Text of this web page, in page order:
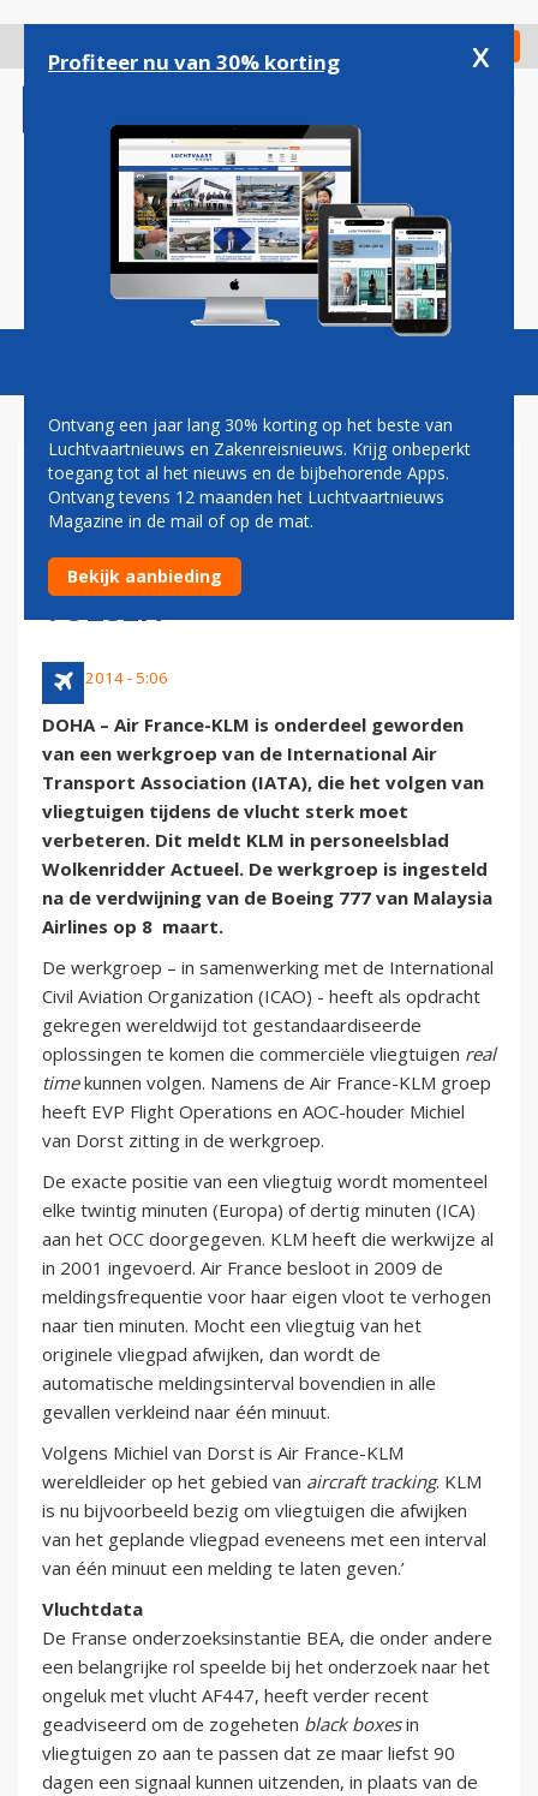
gaan
Check in
Magazine Podcasts Vacatures
AIR FRANCE-KLM IN
WERKGROEP OM
VLIEGTUIGEN BETER TE
VOLGEN
3 juni 2014 - 5:06
DOHA – Air France-KLM is onderdeel geworden
van een werkgroep van de International Air
Transport Association (IATA), die het volgen van
vliegtuigen tijdens de vlucht sterk moet
verbeteren. Dit meldt KLM in personeelsblad
Wolkenridder Actueel. De werkgroep is ingesteld
na de verdwijning van de Boeing 777 van Malaysia
Airlines op 8 maart.
De werkgroep – in samenwerking met de International
Civil Aviation Organization (ICAO) - heeft als opdracht
gekregen wereldwijd tot gestandaardiseerde
oplossingen te komen die commerciële vliegtuigen real
timekunnen volgen. Namens de Air France-KLM groep
heeft EVP Flight Operations en AOC-houder Michiel
van Dorst zitting in de werkgroep.
De exacte positie van een vliegtuig wordt momenteel
elke twintig minuten (Europa) of dertig minuten (ICA)
aan het OCC doorgegeven. KLM heeft die werkwijze al
in 2001 ingevoerd. Air France besloot in 2009 de
meldingsfrequentie voor haar eigen vloot te verhogen
naar tien minuten. Mocht een vliegtuig van het
originele vliegpad afwijken, dan wordt de
automatische meldingsinterval bovendien in alle
gevallen verkleind naar één minuut.
Volgens Michiel van Dorst is Air France-KLM
wereldleider op het gebied van aircraft tracking. KLM
is nu bijvoorbeeld bezig om vliegtuigen die afwijken
van het geplande vliegpad eveneens met een interval
van één minuut een melding te laten geven.’
Vluchtdata
De Franse onderzoeksinstantie BEA, die onder andere
een belangrijke rol speelde bij het onderzoek naar het
ongeluk met vlucht AF447, heeft verder recent
geadviseerd om de zogeheten black boxesin
vliegtuigen zo aan te passen dat ze maar liefst 90
dagen een signaal kunnen uitzenden, in plaats van de
Profiteer nu van 30% korting x
Ontvang een jaar lang 30% korting op het beste van
Luchtvaartnieuws en Zakenreisnieuws. Krijg onbeperkt
toegang tot al het nieuws en de bijbehorende Apps.
Ontvang tevens 12 maanden het Luchtvaartnieuws
Magazine in de mail of op de mat.
Bekijk aanbieding